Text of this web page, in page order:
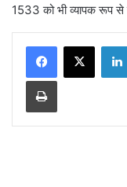
1533 को भी व्यापक रूप से
Print